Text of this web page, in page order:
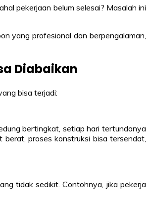
pekerjaan belum selesai? Masalah ini
yang profesional dan berpengalaman,
Diabaikan
bisa terjadi:
bertingkat, setiap hari tertundanya
proses konstruksi bisa tersendat,
tidak sedikit. Contohnya, jika pekerja